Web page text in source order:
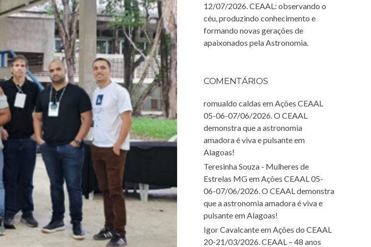
12/07/2026. CEAAL: observando o
céu, produzindo conhecimento e
formando novas gerações de
apaixonados pela Astronomia.
COMENTÁRIOS
romualdo caldas emAções CEAAL
05-06-07/06/2026. O CEAAL
demonstra que a astronomia
amadora é viva e pulsante em
Alagoas!
Teresinha Souza - Mulheres de
Estrelas MGemAções CEAAL 05-
06-07/06/2026. O CEAAL demonstra
que a astronomia amadora é viva e
pulsante em Alagoas!
Igor CavalcanteemAções do CEAAL
20-21/03/2026. CEAAL – 48 anos